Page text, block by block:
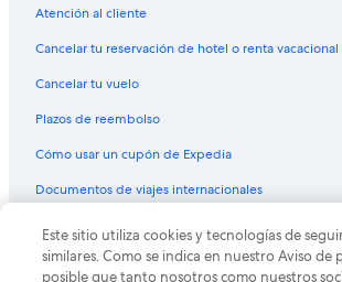
Vuelos de Rapid City (RAP) a Mesa (AZA)
Vuelos de San Bernardino (SBD) a Mesa (AZA)
Vuelos de San Luis Obispo (SBP) a Mesa (AZA)
Vuelos de Louisville (SDF) a Mesa (AZA)
Atención al cliente
Cancelar tu reservación de hotel o renta vacacional
Cancelar tu vuelo
Plazos de reembolso
Cómo usar un cupón de Expedia
Documentos de viajes internacionales
© 2026 Expedia, Inc., una empresa de Expedia
derechos reservados. Expedia y el logo de Expedia
registradas o marcas comerciales de Expedia, Inc.
Este sitio utiliza cookies y tecnologías de
similares. Como se indica en nuestro Aviso de
posible que tanto nosotros como nuestros